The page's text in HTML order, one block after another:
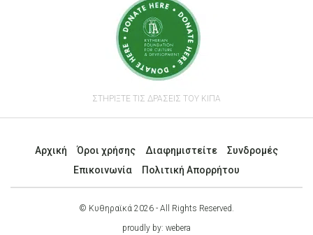
ΣΤΗΡΙΞΤΕ ΤΙΣ ΔΡΑΣΕΙΣ ΤΟΥ ΚΙΠΑ
Αρχική Όροι χρήσης Διαφημιστείτε
Συνδρομές
Επικοινωνία
Πολιτική Απορρήτου
© Κυθηραϊκά 2026 - All Rights Reserved.
proudly by: webera